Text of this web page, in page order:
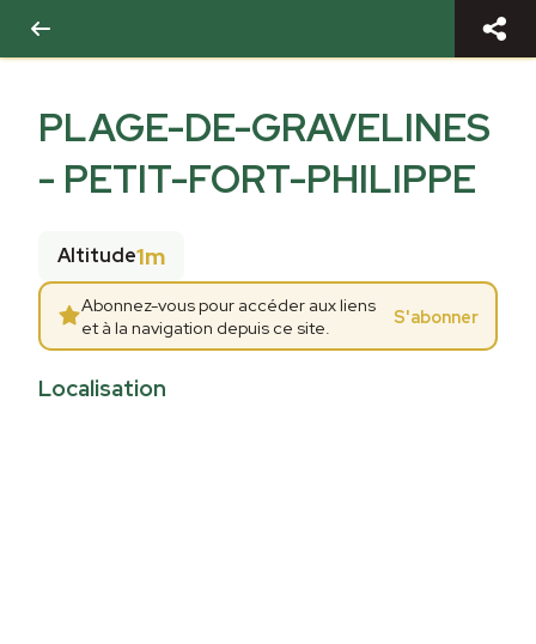
PLAGE-DE-GRAVELINES
- PETIT-FORT-PHILIPPE
Altitude1m
Abonnez-vous pour accéder aux liens
et à la navigation depuis ce site.
S'abonner
Localisation